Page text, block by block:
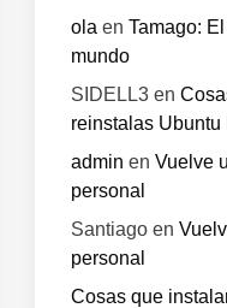
ola en Tamago:
mundo
SIDELL3 en
reinstalas Ubuntu
admin en Vuelve
personal
Santiago en
personal
Cosas que